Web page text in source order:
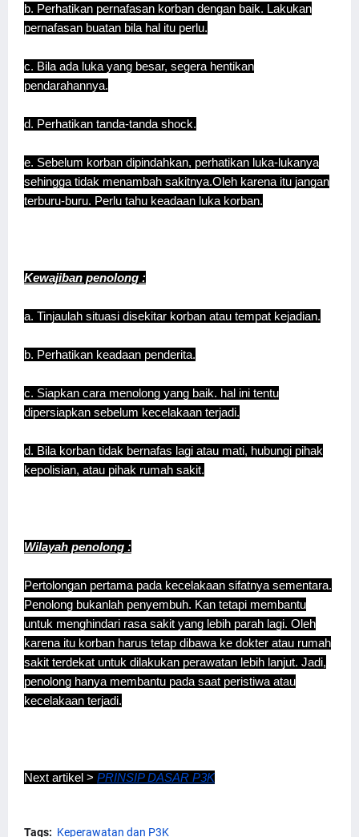
b. Perhatikan pernafasan korban dengan baik. Lakukan
pernafasan buatan bila hal itu perlu.
c. Bila ada luka yang besar, segera hentikan
pendarahannya.
d. Perhatikan tanda-tanda shock.
e. Sebelum korban dipindahkan, perhatikan luka-lukanya
sehingga tidak menambah sakitnya.Oleh karena itu jangan
terburu-buru. Perlu tahu keadaan luka korban.
Kewajiban penolong :
a. Tinjaulah situasi disekitar korban atau tempat kejadian.
b. Perhatikan keadaan penderita.
c. Siapkan cara menolong yang baik. hal ini tentu
dipersiapkan sebelum kecelakaan terjadi.
d. Bila korban tidak bernafas lagi atau mati, hubungi pihak
kepolisian, atau pihak rumah sakit.
Wilayah penolong :
Pertolongan pertama pada kecelakaan sifatnya sementara.
Penolong bukanlah penyembuh. Kan tetapi membantu
untuk menghindari rasa sakit yang lebih parah lagi. Oleh
karena itu korban harus tetap dibawa ke dokter atau rumah
sakit terdekat untuk dilakukan perawatan lebih lanjut. Jadi,
penolong hanya membantu pada saat peristiwa atau
kecelakaan terjadi.
Next artikel > PRINSIP DASAR P3K
Tags: Keperawatan dan P3K